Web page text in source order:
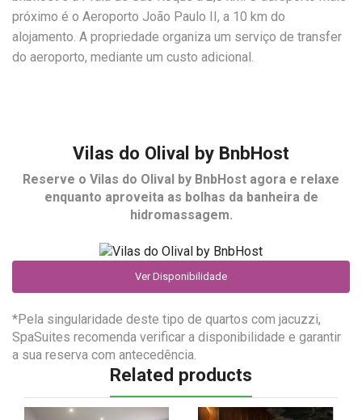
próximo é o Aeroporto João Paulo II, a 10 km do
alojamento. A propriedade organiza um serviço de transfer
do aeroporto, mediante um custo adicional.
Vilas do Olival by BnbHost
Reserve o Vilas do Olival by BnbHost agora e relaxe
enquanto aproveita as bolhas da banheira de
hidromassagem.
Ver Disponibilidade
*Pela singularidade deste tipo de quartos com jacuzzi,
SpaSuites recomenda verificar a disponibilidade e garantir
a sua reserva com antecedência.
Related products